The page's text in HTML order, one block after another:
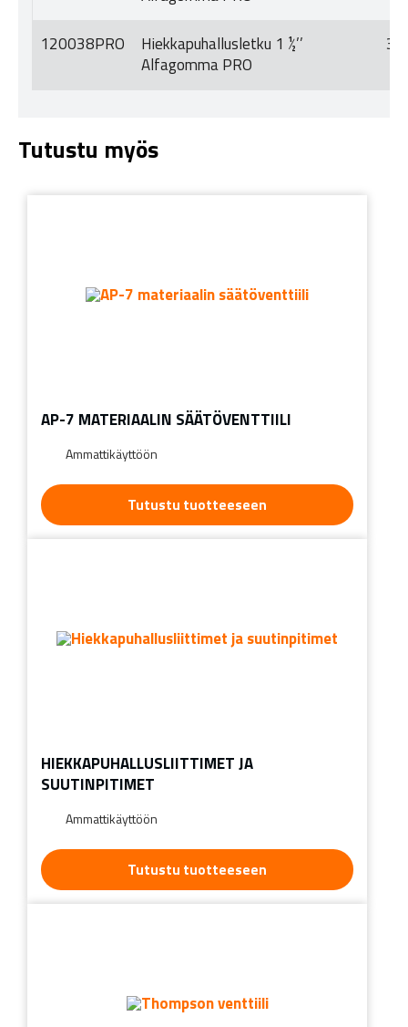
120038PRO
Hiekkapuhallusletku 1 ½’’
Alfagomma PRO
38
Tutustu myös
AP-7 MATERIAALIN SÄÄTÖVENTTIILI
Ammattikäyttöön
Tutustu tuotteeseen
HIEKKAPUHALLUSLIITTIMET JA
SUUTINPITIMET
Ammattikäyttöön
Tutustu tuotteeseen